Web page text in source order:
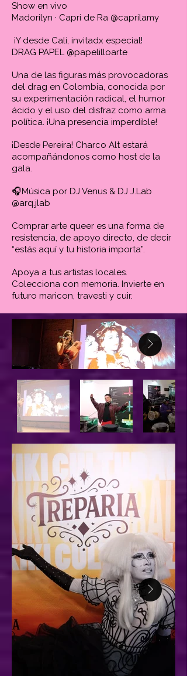
Show en vivo
Madorilyn · Capri de Ra @caprilamy
¡Y desde Cali, invitadx especial!
DRAG PAPEL @papelilloarte
Una de las figuras más provocadoras
del drag en Colombia, conocida por
su experimentación radical, el humor
ácido y el uso del disfraz como arma
política. ¡Una presencia imperdible!
¡Desde Pereira! Charco Alt estará
acompañándonos como host de la
gala.
🎧Música por DJ Venus & DJ J.Lab
@arq.jlab
Comprar arte queer es una forma de
resistencia, de apoyo directo, de decir
“estás aquí y tu historia importa”.
Apoya a tus artistas locales.
Colecciona con memoria. Invierte en
futuro maricon, travesti y cuir.